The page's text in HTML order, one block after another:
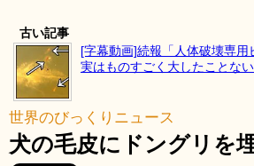
古い記事
[字幕動画]続報「人体破壊専用
実はものすごく大したことな
世界のびっくりニュース
犬の毛皮にドングリを